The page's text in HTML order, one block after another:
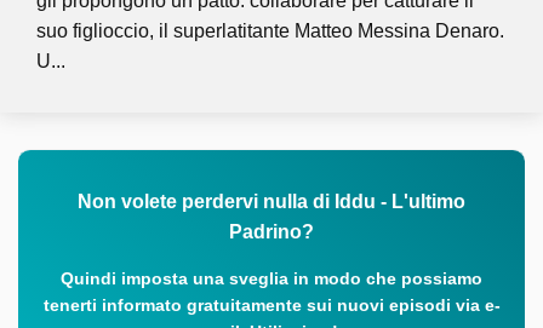
suo figlioccio, il superlatitante Matteo Messina Denaro.
U...
Non volete perdervi nulla di Iddu - L'ultimo
Padrino?
Quindi imposta una sveglia in modo che possiamo
tenerti informato gratuitamente sui nuovi episodi via e-